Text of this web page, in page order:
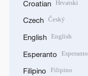
Croatian Hrvatski
Czech Český
English English
Esperanto Esperanto
Filipino Filipino